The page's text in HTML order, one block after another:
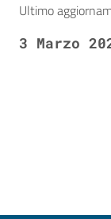
Ultimo
3 Marzo